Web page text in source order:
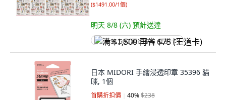
($1491.00/1個)
明天 8/8 (六) 預計送達
满 $1,500 再省 $75 (王道卡)
日本 MIDORI 手繪浸透印章 35396 貓
咪, 1個
首購折扣價 40%$238